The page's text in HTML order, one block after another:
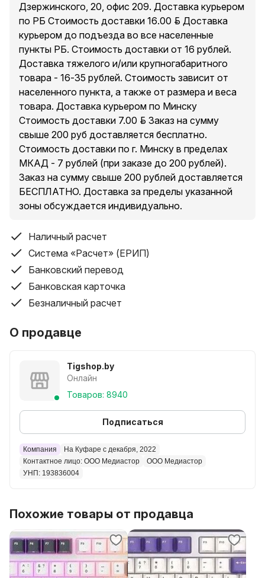
Дзержинского, 20, офис 209. Доставка курьером
по РБ Стоимость доставки 16.00 руб. Доставка
курьером до подъезда во все населенные
пункты РБ. Стоимость доставки от 16 рублей.
Доставка тяжелого и/или крупногабаритного
товара - 16-35 рублей. Стоимость зависит от
населенного пункта, а также от размера и веса
товара. Доставка курьером по Минску
Стоимость доставки 7.00 руб. Заказ на сумму
свыше 200 руб доставляется бесплатно.
Стоимость доставки по г. Минску в пределах
МКАД - 7 рублей (при заказе до 200 рублей).
Заказ на сумму свыше 200 рублей доставляется
БЕСПЛАТНО. Доставка за пределы указанной
зоны обсуждается индивидуально.
Наличный расчет
Система «Расчет» (ЕРИП)
Банковский перевод
Банковская карточка
Безналичный расчет
О продавце
Tigshop.by
Онлайн
Товаров: 8940
Подписаться
Компания
На Куфаре с декабря, 2022
Контактное лицо: ООО Медиастор
ООО Медиастор
УНП: 193836004
Похожие товары от продавца